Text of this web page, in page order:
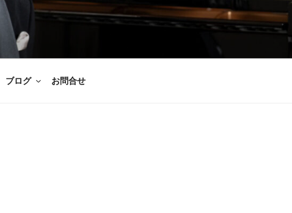
ることは喜びも悲しみもわかちあ
いのちの歌」をお届けします。
ブログ お問合せ